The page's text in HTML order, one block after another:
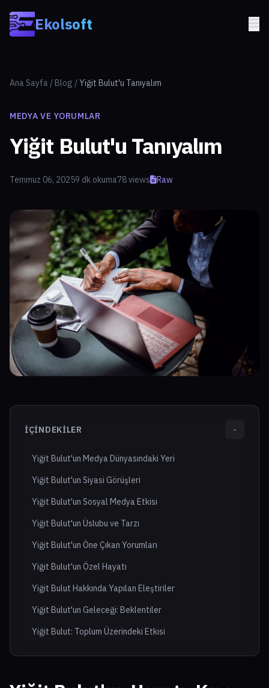
Ekolsoft
Ana Sayfa / Blog /Yiğit Bulut'u Tanıyalım
MEDYA VE YORUMLAR
Yiğit Bulut'u Tanıyalım
Temmuz 06, 20259 dk okuma78 views Raw
İÇINDEKILER -
Yiğit Bulut'un Medya Dünyasındaki Yeri
Yiğit Bulut'un Siyasi Görüşleri
Yiğit Bulut'un Sosyal Medya Etkisi
Yiğit Bulut'un Üslubu ve Tarzı
Yiğit Bulut'un Öne Çıkan Yorumları
Yiğit Bulut'un Özel Hayatı
Yiğit Bulut Hakkında Yapılan Eleştiriler
Yiğit Bulut'un Geleceği: Beklentiler
Yiğit Bulut: Toplum Üzerindeki Etkisi